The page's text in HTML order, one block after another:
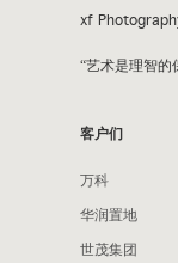
xf
“艺术是理智的
客户们
万科
华润置地
世茂集团